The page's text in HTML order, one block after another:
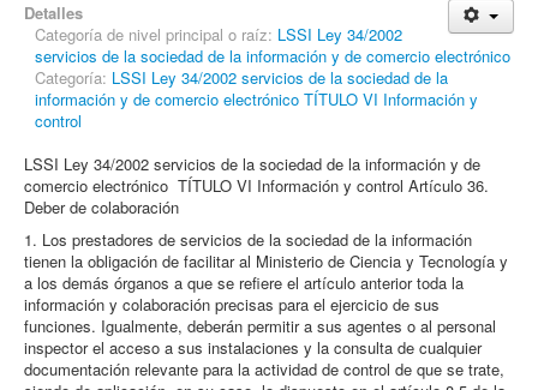
Detalles
Categoría de nivel principal o raíz: LSSI Ley 34/2002
servicios de la sociedad de la información y de comercio electrónico
Categoría: LSSI Ley 34/2002 servicios de la sociedad de la
información y de comercio electrónico TÍTULO VI Información y
control
LSSI Ley 34/2002 servicios de la sociedad de la información y de
comercio electrónico TÍTULO VI Información y control Artículo 36.
Deber de colaboración
1. Los prestadores de servicios de la sociedad de la información
tienen la obligación de facilitar al Ministerio de Ciencia y Tecnología y
a los demás órganos a que se refiere el artículo anterior toda la
información y colaboración precisas para el ejercicio de sus
funciones. Igualmente, deberán permitir a sus agentes o al personal
inspector el acceso a sus instalaciones y la consulta de cualquier
documentación relevante para la actividad de control de que se trate,